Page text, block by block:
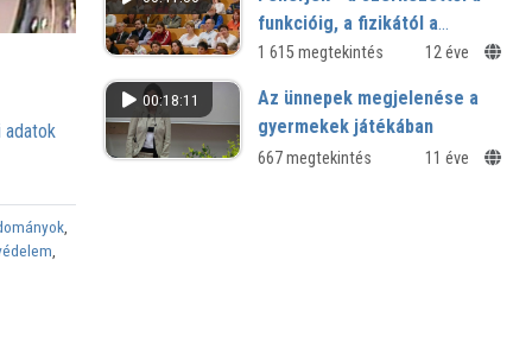
adatok
,
,
funkcióig, a fizikától a
biológiáig
1 615 megtekintés 12 éve
00:18:11
Az ünnepek megjelenése a
gyermekek játékában
667 megtekintés 11 éve